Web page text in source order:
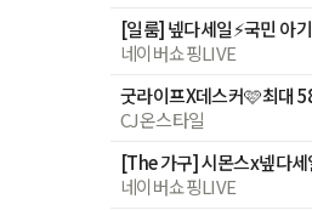
네이버쇼핑LIVE
CJ온스타일
[The 가구] 시몬스x넾다
네이버쇼핑LIVE